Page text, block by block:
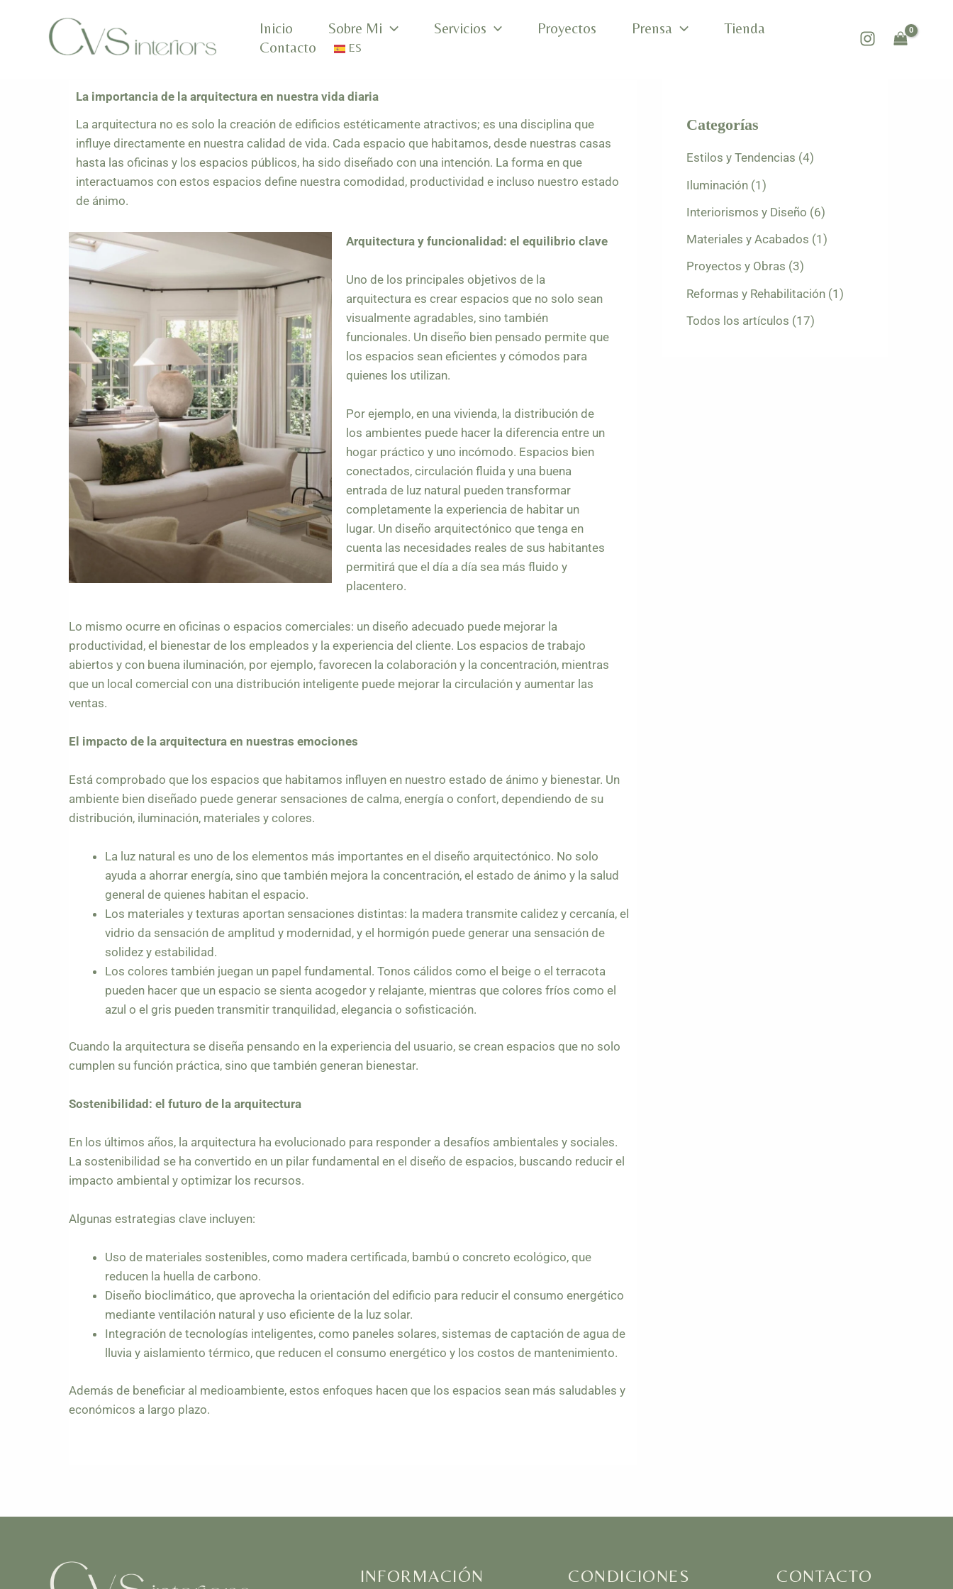
contenido
Inicio Sobre Mi Servicios Proyectos Prensa
Tienda
Contacto
ES
La importancia de la arquitectura en nuestra vida diaria
La arquitectura no es solo la creación de edificios estéticamente atractivos; es una disciplina que
influye directamente en nuestra calidad de vida. Cada espacio que habitamos, desde nuestras casas
hasta las oficinas y los espacios públicos, ha sido diseñado con una intención. La forma en que
interactuamos con estos espacios define nuestra comodidad, productividad e incluso nuestro estado
de ánimo.
Arquitectura y funcionalidad: el equilibrio clave
Uno de los principales objetivos de la
arquitectura es crear espacios que no solo sean
visualmente agradables, sino también
funcionales. Un diseño bien pensado permite que
los espacios sean eficientes y cómodos para
quienes los utilizan.
Por ejemplo, en una vivienda, la distribución de
los ambientes puede hacer la diferencia entre un
hogar práctico y uno incómodo. Espacios bien
conectados, circulación fluida y una buena
entrada de luz natural pueden transformar
completamente la experiencia de habitar un
lugar. Un diseño arquitectónico que tenga en
cuenta las necesidades reales de sus habitantes
permitirá que el día a día sea más fluido y
placentero.
Lo mismo ocurre en oficinas o espacios comerciales: un diseño adecuado puede mejorar la
productividad, el bienestar de los empleados y la experiencia del cliente. Los espacios de trabajo
abiertos y con buena iluminación, por ejemplo, favorecen la colaboración y la concentración, mientras
que un local comercial con una distribución inteligente puede mejorar la circulación y aumentar las
ventas.
El impacto de la arquitectura en nuestras emociones
Está comprobado que los espacios que habitamos influyen en nuestro estado de ánimo y bienestar. Un
ambiente bien diseñado puede generar sensaciones de calma, energía o confort, dependiendo de su
distribución, iluminación, materiales y colores.
La luz natural es uno de los elementos más importantes en el diseño arquitectónico. No solo
ayuda a ahorrar energía, sino que también mejora la concentración, el estado de ánimo y la salud
general de quienes habitan el espacio.
Los materiales y texturas aportan sensaciones distintas: la madera transmite calidez y cercanía, el
vidrio da sensación de amplitud y modernidad, y el hormigón puede generar una sensación de
solidez y estabilidad.
Los colores también juegan un papel fundamental. Tonos cálidos como el beige o el terracota
pueden hacer que un espacio se sienta acogedor y relajante, mientras que colores fríos como el
azul o el gris pueden transmitir tranquilidad, elegancia o sofisticación.
Cuando la arquitectura se diseña pensando en la experiencia del usuario, se crean espacios que no solo
cumplen su función práctica, sino que también generan bienestar.
Sostenibilidad: el futuro de la arquitectura
En los últimos años, la arquitectura ha evolucionado para responder a desafíos ambientales y sociales.
La sostenibilidad se ha convertido en un pilar fundamental en el diseño de espacios, buscando reducir el
impacto ambiental y optimizar los recursos.
Algunas estrategias clave incluyen:
Uso de materiales sostenibles, como madera certificada, bambú o concreto ecológico, que
reducen la huella de carbono.
Diseño bioclimático, que aprovecha la orientación del edificio para reducir el consumo energético
mediante ventilación natural y uso eficiente de la luz solar.
Integración de tecnologías inteligentes, como paneles solares, sistemas de captación de agua de
lluvia y aislamiento térmico, que reducen el consumo energético y los costos de mantenimiento.
Además de beneficiar al medioambiente, estos enfoques hacen que los espacios sean más saludables y
económicos a largo plazo.
Categorías
Estilos y Tendencias (4)
Iluminación (1)
Interiorismos y Diseño (6)
Materiales y Acabados (1)
Proyectos y Obras (3)
Reformas y Rehabilitación (1)
Todos los artículos (17)
INFORMACIÓN CONDICIONES CONTACTO